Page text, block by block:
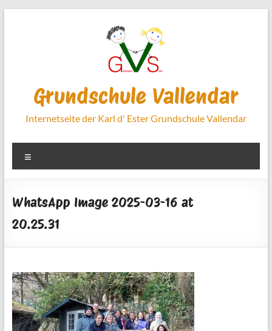
Grundschule Vallendar
Internetseite der Karl d' Ester Grundschule Vallendar
WhatsApp Image 2025-03-16 at
20.25.31